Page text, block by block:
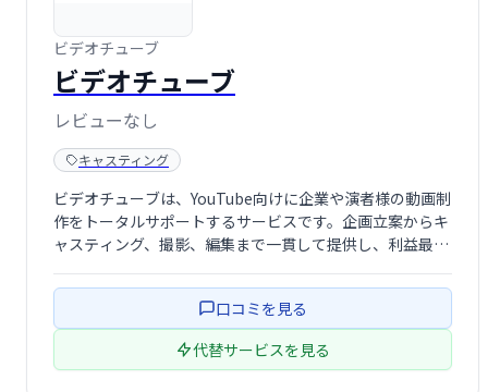
ビデオチューブ
ビデオチューブ
レビューなし
キャスティング
ビデオチューブは、YouTube向けに企業や演者様の動画制
作をトータルサポートするサービスです。企画立案からキ
ャスティング、撮影、編集まで一貫して提供し、利益最大
口コミを見る
代替サービスを見る